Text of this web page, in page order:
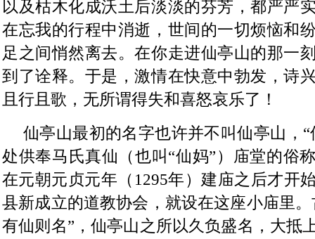
以及枯木化成沃土后淡淡的芬芳，都严严
在忘我的行程中消逝，世间的一切烦恼和
足之间悄然离去。在你走进仙亭山的那一
到了诠释。于是，激情在快意中勃发，诗
且行且歌，无所谓得失和喜怒哀乐了！
仙亭山最初的名字也许并不叫仙亭山，
处供奉马氏真仙（也叫“仙妈”）庙堂的俗
在元朝元贞元年（1295年）建庙之后才开
县新成立的道教协会，就设在这座小庙里
有仙则名”，仙亭山之所以久负盛名，大抵